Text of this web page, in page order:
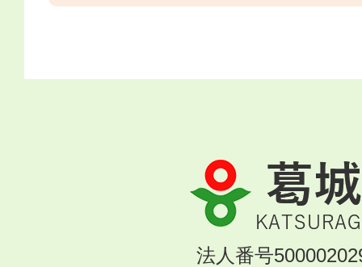
葛
城
市
KATSURAGI
法人番号